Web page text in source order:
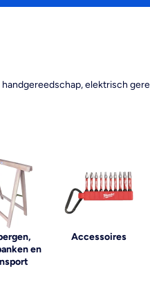
elektrisch
en
Accessoires